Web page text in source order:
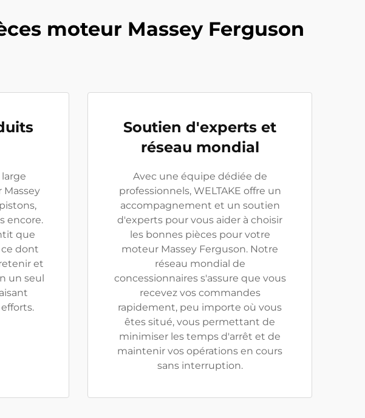
moteur Massey Ferguson
encore.
que
dont
et
un seul
Soutien d'experts et
réseau mondial
Avec une équipe dédiée de
professionnels, WELTAKE offre un
accompagnement et un soutien
d'experts pour vous aider à choisir
les bonnes pièces pour votre
moteur Massey Ferguson. Notre
réseau mondial de
concessionnaires s'assure que vous
recevez vos commandes
rapidement, peu importe où vous
êtes situé, vous permettant de
minimiser les temps d'arrêt et de
maintenir vos opérations en cours
sans interruption.